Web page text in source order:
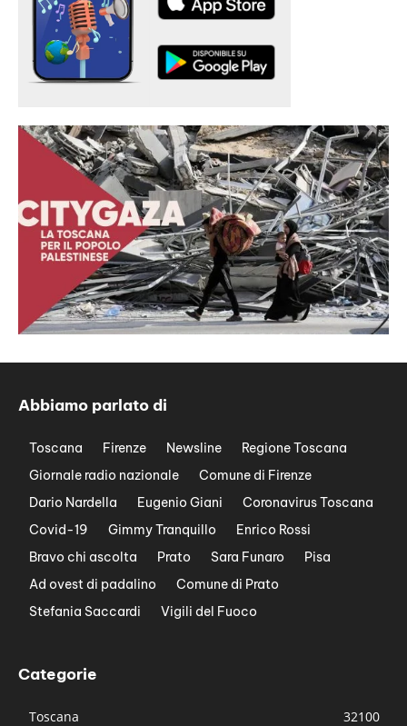
Abbiamo parlato di
Toscana Firenze Newsline
Regione Toscana
Giornale radio nazionale
Comune di Firenze
Dario Nardella
Eugenio Giani
Coronavirus Toscana
Covid-19
Gimmy Tranquillo
Enrico Rossi
Bravo chi ascolta
Prato Sara Funaro
Pisa
Ad ovest di padalino
Comune di Prato
Stefania Saccardi
Vigili del Fuoco
Categorie
Toscana
32100